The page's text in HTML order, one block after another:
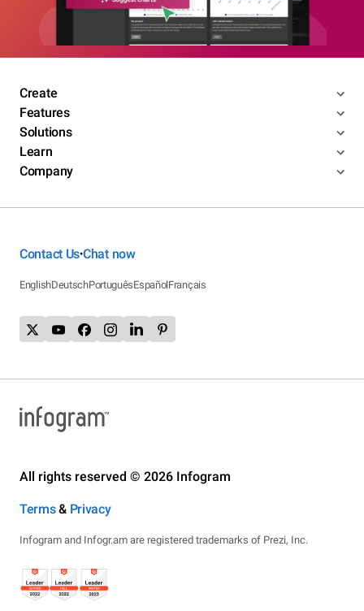
Create
Features
Solutions
Learn
Company
Contact Us•Chat now
EnglishDeutschPortuguêsEspañolFrançais
All rights reserved © 2026 Infogram
Terms& Privacy
Infogram and Infogr.am are registered trademarks of Prezi, Inc.